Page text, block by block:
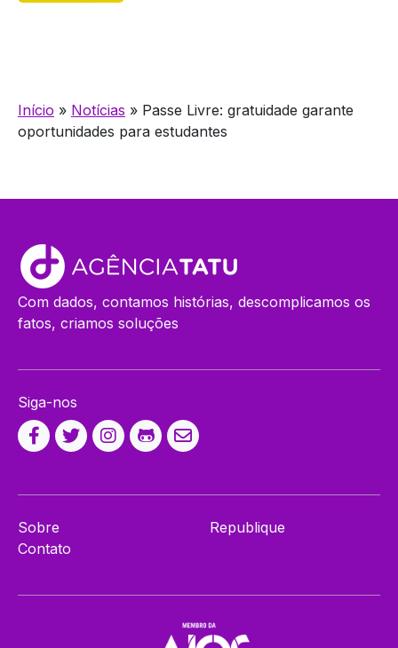
Início » Notícias » Passe Livre: gratuidade garante
oportunidades para estudantes
Com dados, contamos histórias, descomplicamos os
fatos, criamos soluções
Siga-nos
Sobre
Contato
Republique